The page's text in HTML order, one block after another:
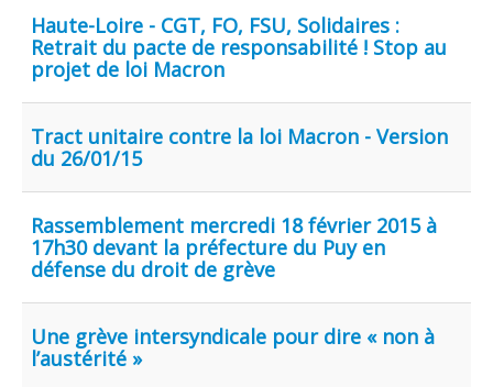
Haute-Loire - CGT, FO, FSU, Solidaires :
Retrait du pacte de responsabilité ! Stop au
projet de loi Macron
Tract unitaire contre la loi Macron - Version
du 26/01/15
Rassemblement mercredi 18 février 2015 à
17h30 devant la préfecture du Puy en
défense du droit de grève
Une grève intersyndicale pour dire « non à
l’austérité »